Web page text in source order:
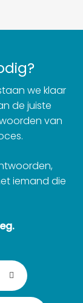
we klaar
de juiste
van
iemand die